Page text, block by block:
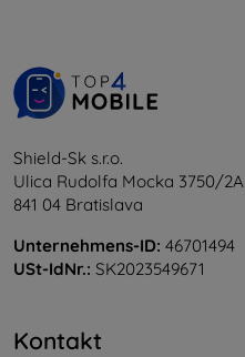
Shield-Sk s.r.o.
Ulica Rudolfa Mocka 3750/2A
841 04 Bratislava
Unternehmens-ID: 46701494
USt-IdNr.: SK2023549671
Kontakt